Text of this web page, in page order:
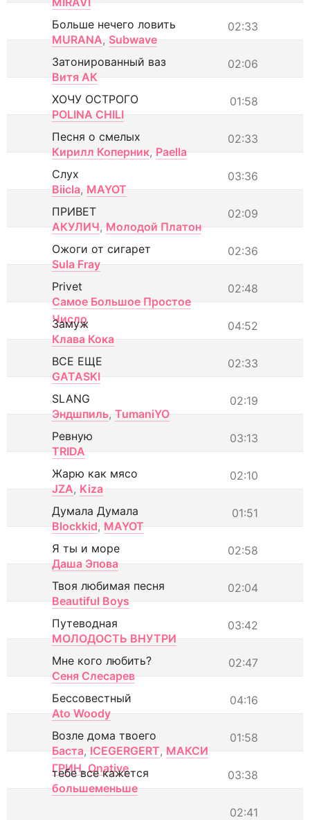
02:33
Больше нечего ловить
MURANA, Subwave
02:06
Затонированный ваз
Витя АК
01:58
ХОЧУ ОСТРОГО
POLINA CHILI
02:33
Песня о смелых
Кирилл Коперник, Paella
03:36
Слух
Biicla, MAYOT
02:09
ПРИВЕТ
АКУЛИЧ, Молодой Платон
02:36
Ожоги от сигарет
Sula Fray
02:48
Privet
Самое Большое Простое
Число
04:52
Замуж
Клава Кока
02:33
ВСЕ ЕЩЕ
GATASKI
02:19
SLANG
Эндшпиль, TumaniYO
03:13
Ревную
TRIDA
02:10
Жарю как мясо
JZA, Kiza
01:51
Думала Думала
Blockkid, MAYOT
02:58
Я ты и море
Даша Эпова
02:04
Твоя любимая песня
Beautiful Boys
03:42
Путеводная
МОЛОДОСТЬ ВНУТРИ
02:47
Мне кого любить?
Сеня Слесарев
04:16
Бессовестный
Ato Woody
01:58
Возле дома твоего
Баста, ICEGERGERT, МАКСИ
ГРИН, Onative 03:38
тебе все кажется
большеменьше
02:41